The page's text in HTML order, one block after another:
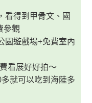
看得到甲骨文、國
參觀
園遊戲場+免費室內
看展好好拍～
就可以吃到海陸多